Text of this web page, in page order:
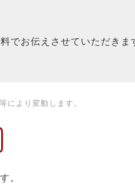
でお伝えさせていただきま
により変動します。
。